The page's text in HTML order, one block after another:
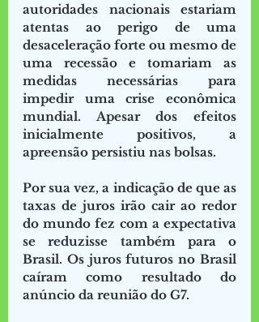
autoridades nacionais estariam
atentas ao perigo de uma
desaceleração forte ou mesmo de
uma recessão e tomariam as
medidas necessárias para
impedir uma crise econômica
mundial. Apesar dos efeitos
inicialmente positivos, a
apreensão persistiu nas bolsas.
Por sua vez, a indicação de que as
taxas de juros irão cair ao redor
do mundo fez com a expectativa
se reduzisse também para o
Brasil. Os juros futuros no Brasil
caíram como resultado do
anúncio da reunião do G7.